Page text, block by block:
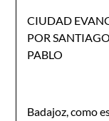
CIUDAD
POR
PABLO
Badajoz, como